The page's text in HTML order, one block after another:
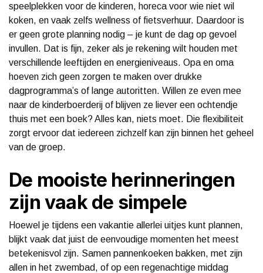
speelplekken voor de kinderen, horeca voor wie niet wil
koken, en vaak zelfs wellness of fietsverhuur. Daardoor is
er geen grote planning nodig – je kunt de dag op gevoel
invullen. Dat is fijn, zeker als je rekening wilt houden met
verschillende leeftijden en energieniveaus. Opa en oma
hoeven zich geen zorgen te maken over drukke
dagprogramma’s of lange autoritten. Willen ze even mee
naar de kinderboerderij of blijven ze liever een ochtendje
thuis met een boek? Alles kan, niets moet. Die flexibiliteit
zorgt ervoor dat iedereen zichzelf kan zijn binnen het geheel
van de groep.
De mooiste herinneringen
zijn vaak de simpele
Hoewel je tijdens een vakantie allerlei uitjes kunt plannen,
blijkt vaak dat juist de eenvoudige momenten het meest
betekenisvol zijn. Samen pannenkoeken bakken, met zijn
allen in het zwembad, of op een regenachtige middag